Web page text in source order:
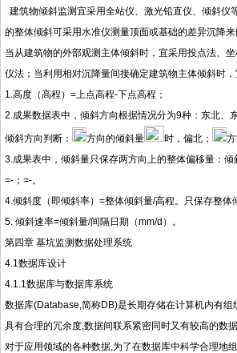
建筑物倾斜监测宜采用全站仪、激光铅直仪、倾斜
的整体倾斜可采用水准仪测量顶面或基础的差异沉降来
当从建筑物的外部观测主体倾斜时，宜采用投点法、
仪法；当利用相对沉降量间接确定建筑物主体倾斜时
1.高度（高程）=上点高程-下点高程；
2.成果数据表中，倾斜方向根据情况分为9种：东北、
倾斜方向判断： 方向的倾斜量 时，偏北；
3.成果表中，倾斜量只保存两方向上的整体偏移量：倾
=-；=-。
4.倾斜度（即倾斜率）=整体倾斜量/高程。只保存整体
5. 倾斜速率=倾斜量/间隔日期（mm/d）。
第四章 基坑监测数据处理系统
4.1数据库设计
4.1.1数据库与数据库系统
数据库(Database,简称DB)是长期存储在计算机内有
具有合理的冗余度,数据间联系紧密同时又有较高的数据
对于应用领域的各种数据,为了在数据库中科学合理地